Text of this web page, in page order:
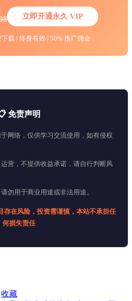
立即开通永久 VIP
载 | 终身有效 | 50% 推广佣金
免责声明
网络，仅供学习交流使用，如有侵权
营，不提供收益承诺，请自行判断风
勿用于商业用途或非法用途。
存在风险，投资需谨慎，本站不承担任
何损失责任
收藏